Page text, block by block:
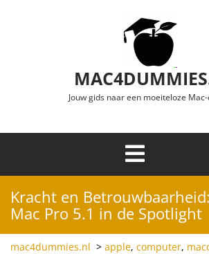
Jouw gids naar een moeiteloze
Openen
Kracht en
Mac Pro 5.1 in de Spotlight
mac4dummies.nl > apple, computer,